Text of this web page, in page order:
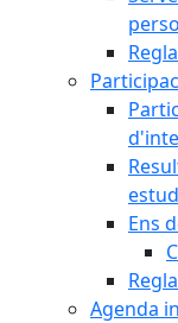
Ens
Agenda